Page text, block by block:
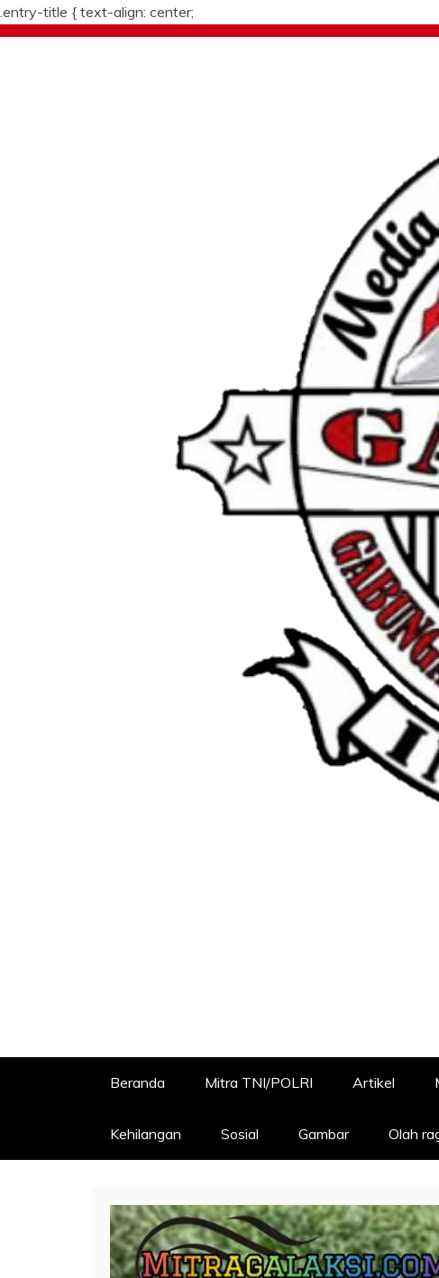
.entry-title { text-align: center;
Skip
Beranda Mitra TNI/POLRI Artikel
Kehilangan Sosial Gambar Olah